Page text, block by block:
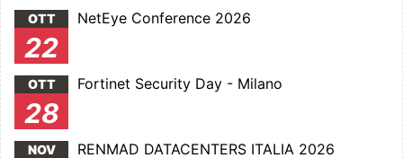
OTT
22
NetEye Conference 2026
OTT
28
Fortinet Security Day - Milano
NOV RENMAD DATACENTERS ITALIA 2026